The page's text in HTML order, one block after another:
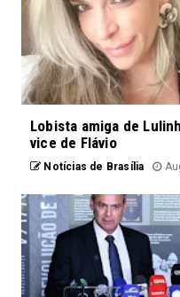
Lobista amiga de
vice de Flávio
Notícias de Brasília